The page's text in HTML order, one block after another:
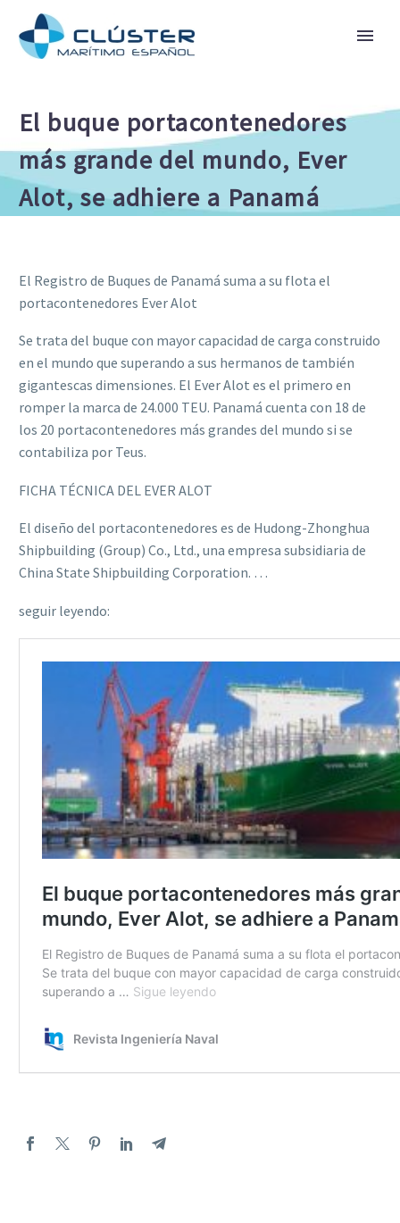
El buque portacontenedores
más grande del mundo, Ever
Alot, se adhiere a Panamá
El Registro de Buques de Panamá suma a su flota el
portacontenedores Ever Alot
Se trata del buque con mayor capacidad de carga construido
en el mundo que superando a sus hermanos de también
gigantescas dimensiones. El Ever Alot es el primero en
romper la marca de 24.000 TEU. Panamá cuenta con 18 de
los 20 portacontenedores más grandes del mundo si se
contabiliza por Teus.
FICHA TÉCNICA DEL EVER ALOT
El diseño del portacontenedores es de Hudong-Zhonghua
Shipbuilding (Group) Co., Ltd., una empresa subsidiaria de
China State Shipbuilding Corporation. …
seguir leyendo: